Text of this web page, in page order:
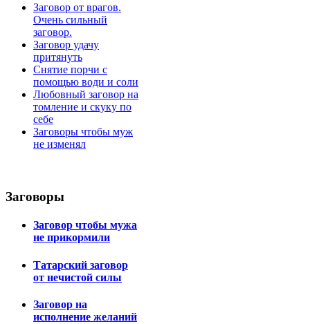
Заговор от врагов.
Очень сильный
заговор.
Заговор удачу
притянуть
Снятие порчи с
помощью води и соли
Любовный заговор на
томление и скуку по
себе
Заговоры чтобы муж
не изменял
Заговоры
Заговор чтобы мужа
не прикормили
Татарский заговор
от нечистой силы
Заговор на
исполнение желаний